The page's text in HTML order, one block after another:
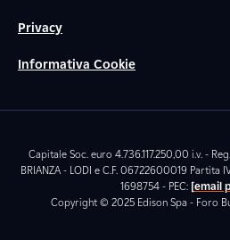
Privacy
Informativa Cookie
Capitale Soc. euro 4.736.117.250,00 i.v. -
BRIANZA - LODI e C.F. 06722600019 Partita
1698754 - PEC: [email
Copyright © 2025 Edison Spa - Foro